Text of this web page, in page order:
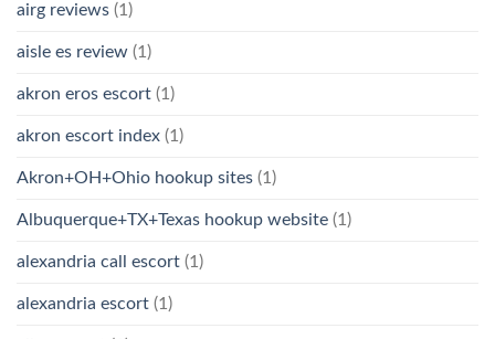
airg reviews (1)
aisle es review (1)
akron eros escort (1)
akron escort index (1)
Akron+OH+Ohio hookup sites (1)
Albuquerque+TX+Texas hookup website (1)
alexandria call escort (1)
alexandria escort (1)